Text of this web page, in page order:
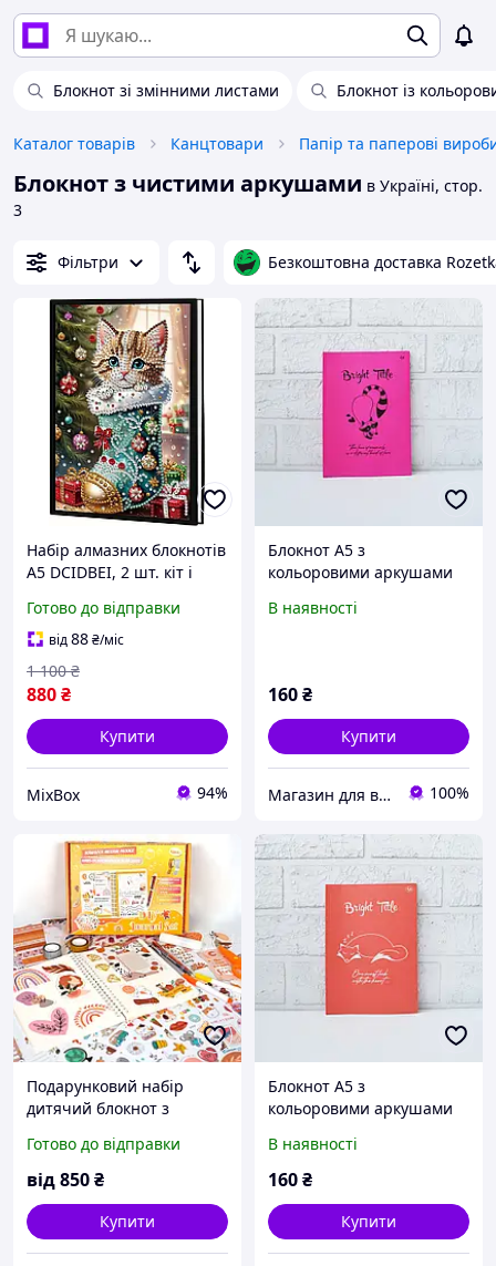
Блокнот зі змінними листами Блокнот із
Каталог товарів Канцтовари Папір та паперові
Блокнот з чистими аркушами в Україні, стор.
3
Фільтри Безкоштовна доставка
Набір алмазних блокнотів
A5 DCIDBEI, 2 шт. кіт і
вишивка щоденник для
творчості з аксесуарами
Готово до відправки
від88₴/міс
880₴
1 100 ₴
Купити
MixBox 94%
Блокнот А5 з
кольоровими аркушами
сторінок 40арк арт.
В наявності
160₴
Купити
Магазин для всієї сім'ї 100%
Подарунковий набір
дитячий блокнот з
Богемський щоденник
Готово до відправки
від850₴
Купити
Блокнот А5 з
кольоровими аркушами
сторінок 40арк арт.
902538
В наявності
160₴
Купити